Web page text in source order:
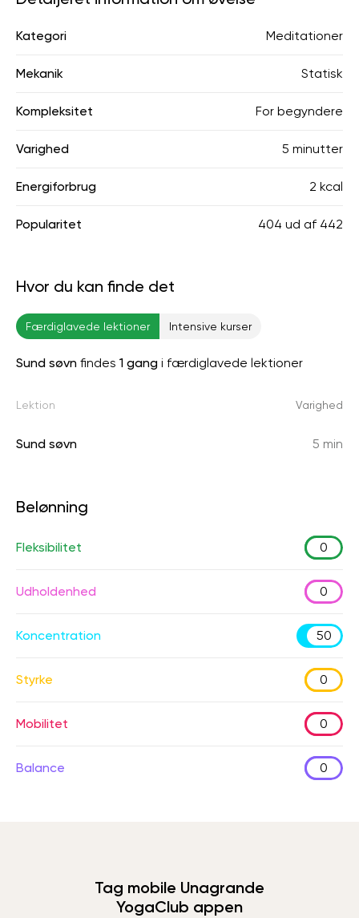
Kategori Meditationer
Mekanik Statisk
Kompleksitet For begyndere
Varighed 5 minutter
Energiforbrug 2 kcal
Popularitet 404 ud af 442
Hvor du kan finde det
Færdiglavede lektioner Intensive kurser
Sund søvn findes 1 gang i færdiglavede lektioner
Lektion Varighed
Sund søvn 5 min
Belønning
Fleksibilitet 0
Udholdenhed 0
Koncentration 50
Styrke 0
Mobilitet 0
Balance 0
Tag mobile Unagrande
YogaClub appen